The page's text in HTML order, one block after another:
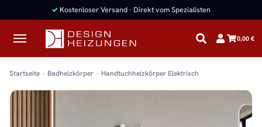
✓ Kostenloser Versand · Direkt vom Spezialisten
0,00 €
Startseite Badheizkörper Handtuchheizkörper Elektrisch